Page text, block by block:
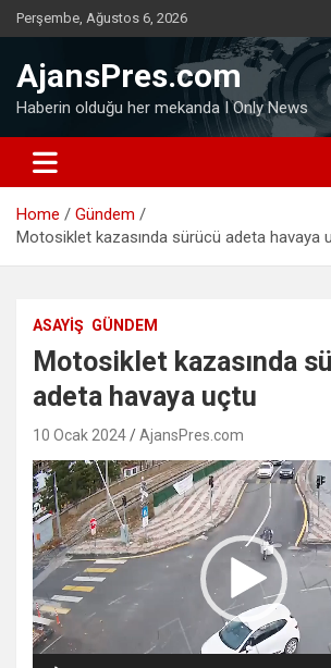
Skip
to
Perşembe, Ağustos 6, 2026
AjansPres.com
Haberin olduğu her mekanda I Only News
Home
Gündem
Motosiklet kazasında sürücü adeta havaya
ASAYIŞ GÜNDEM
Motosiklet kazasında
adeta havaya uçtu
10 Ocak 2024 AjansPres.com
Video
oynatıcı